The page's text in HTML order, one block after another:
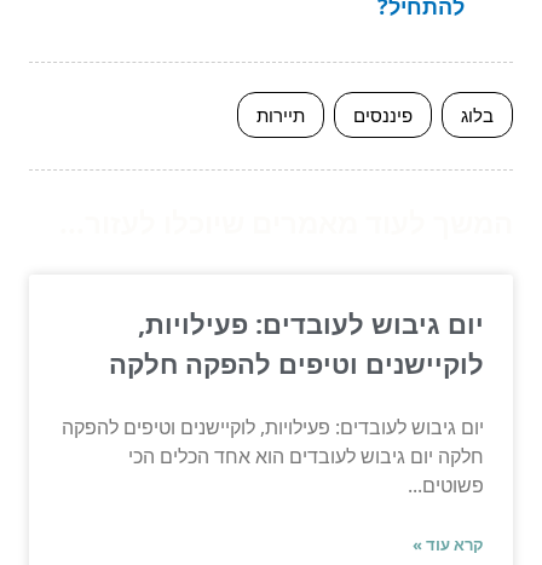
בלוג פיננסים תיירות
יום גיבוש לעובדים: פעילויות,
לוקיישנים וטיפים להפקה חלקה
יום גיבוש לעובדים: פעילויות, לוקיישנים וטיפים להפקה
חלקה יום גיבוש לעובדים הוא אחד הכלים הכי
פשוטים...
קרא עוד »